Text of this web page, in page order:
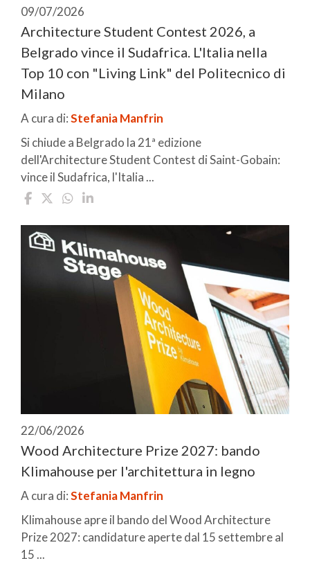
09/07/2026
Architecture Student Contest 2026, a
Belgrado vince il Sudafrica. L'Italia nella
Top 10 con "Living Link" del Politecnico di
Milano
A cura di:Stefania Manfrin
Si chiude a Belgrado la 21ª edizione
dell'Architecture Student Contest di Saint-Gobain:
vince il Sudafrica, l'Italia ...
22/06/2026
Wood Architecture Prize 2027: bando
Klimahouse per l'architettura in legno
A cura di:Stefania Manfrin
Klimahouse apre il bando del Wood Architecture
Prize 2027: candidature aperte dal 15 settembre al
15 ...